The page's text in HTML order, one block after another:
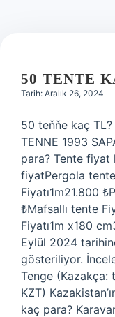
50 TENTE
Tarih: Aralık 26, 2024
50 teňňe kaç
TENNE 1993
para? Tente
fiyatPergola
Fiyatı1m21.800
₺Mafsallı tente
Fiyatı1m x180
Eylül 2024
gösteriliyor.
Tenge (Kazakça:
KZT)
kaç para?